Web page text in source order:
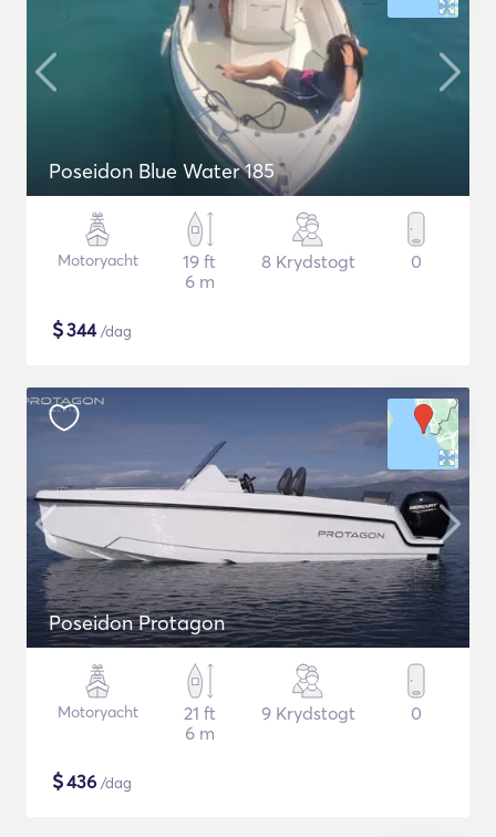
Poseidon Blue Water 185
Motoryacht
19 ft
6 m
8 Krydstogt 0
$344/dag
Poseidon Protagon
Motoryacht
21 ft
6 m
9 Krydstogt 0
$436 /dag